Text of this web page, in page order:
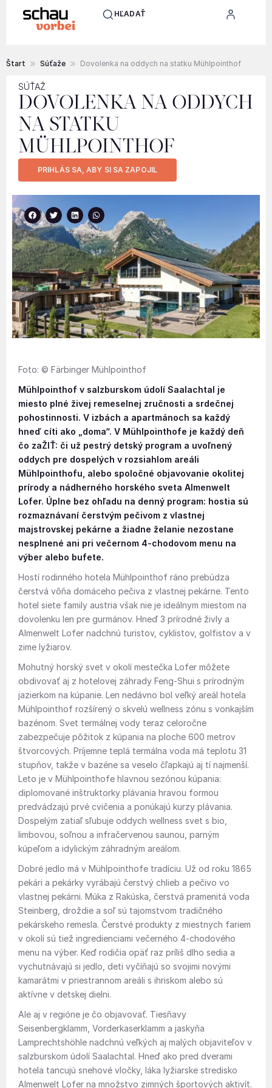
HĽADAŤ
Štart Súťaže Dovolenka na oddych na statku Mühlpointhof
SÚŤAŽ
DOVOLENKA NA ODDYCH
NA STATKU
MÜHLPOINTHOF
PRIHLÁS SA, ABY SI SA ZAPOJIL
Foto: © Färbinger Mühlpointhof
Mühlpointhof v salzburskom údolí Saalachtal je
miesto plné živej remeselnej zručnosti a srdečnej
pohostinnosti. V izbách a apartmánoch sa každý
hneď cíti ako „doma“. V Mühlpointhofe je každý deň
čo zaŽIŤ: či už pestrý detský program a uvoľnený
oddych pre dospelých v rozsiahlom areáli
Mühlpointhofu, alebo spoločné objavovanie okolitej
prírody a nádherného horského sveta Almenwelt
Lofer. Úplne bez ohľadu na denný program: hostia sú
rozmaznávaní čerstvým pečivom z vlastnej
majstrovskej pekárne a žiadne želanie nezostane
nesplnené ani pri večernom 4-chodovom menu na
výber alebo bufete.
Hostí rodinného hotela Mühlpointhof ráno prebúdza
čerstvá vôňa domáceho pečiva z vlastnej pekárne. Tento
hotel siete family austria však nie je ideálnym miestom na
dovolenku len pre gurmánov. Hneď 3 prírodné živly a
Almenwelt Lofer nadchnú turistov, cyklistov, golfistov a v
zime lyžiarov.
Mohutný horský svet v okolí mestečka Lofer môžete
obdivovať aj z hotelovej záhrady Feng-Shui s prírodným
jazierkom na kúpanie. Len nedávno bol veľký areál hotela
Mühlpointhof rozšírený o skvelú wellness zónu s vonkajším
bazénom. Svet termálnej vody teraz celoročne
zabezpečuje pôžitok z kúpania na ploche 600 metrov
štvorcových. Príjemne teplá termálna voda má teplotu 31
stupňov, takže v bazéne sa veselo čľapkajú aj tí najmenší.
Leto je v Mühlpointhofe hlavnou sezónou kúpania:
diplomované inštruktorky plávania hravou formou
predvádzajú prvé cvičenia a ponúkajú kurzy plávania.
Dospelým zatiaľ sľubuje oddych wellness svet s bio,
limbovou, soľnou a infračervenou saunou, parným
kúpeľom a idylickým záhradným areálom.
Dobré jedlo má v Mühlpointhofe tradíciu. Už od roku 1865
pekári a pekárky vyrábajú čerstvý chlieb a pečivo vo
vlastnej pekárni. Múka z Rakúska, čerstvá pramenitá voda
Steinberg, droždie a soľ sú tajomstvom tradičného
pekárskeho remesla. Čerstvé produkty z miestnych fariem
v okolí sú tiež ingredienciami večerného 4-chodového
menu na výber. Keď rodičia opäť raz príliš dlho sedia a
vychutnávajú si jedlo, deti vyčíňajú so svojimi novými
kamarátmi v priestrannom areáli s ihriskom alebo sú
aktívne v detskej dielni.
Ale aj v regióne je čo objavovať. Tiesňavy
Seisenbergklamm, Vorderkaserklamm a jaskyňa
Lamprechtshöhle nadchnú veľkých aj malých objaviteľov v
salzburskom údolí Saalachtal. Hneď ako pred dverami
hotela tancujú snehové vločky, láka lyžiarske stredisko
Almenwelt Lofer na množstvo zimných športových aktivít.